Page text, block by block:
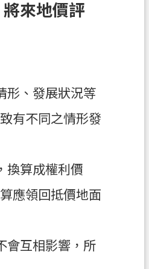
來地價評
形、發展狀況等
有不同之情形發
換算成權利價
應領回抵價地面
會互相影響，所